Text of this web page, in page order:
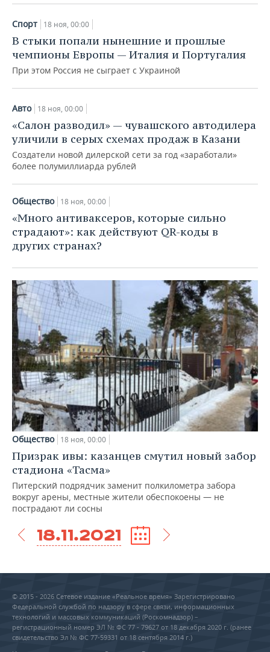
Спорт 18 ноя, 00:00
В стыки попали нынешние и прошлые
чемпионы Европы — Италия и Португалия
При этом Россия не сыграет с Украиной
Авто 18 ноя, 00:00
«Салон разводил» — чувашского автодилера
уличили в серых схемах продаж в Казани
Создатели новой дилерской сети за год «заработали»
более полумиллиарда рублей
Общество 18 ноя, 00:00
«Много антиваксеров, которые сильно
страдают»: как действуют QR-коды в
других странах?
Общество 18 ноя, 00:00
Призрак ивы: казанцев смутил новый забор
стадиона «Тасма»
Питерский подрядчик заменит полкилометра забора
вокруг арены, местные жители обеспокоены — не
пострадают ли сосны
18.11.2021
© 2015 - 2026 Сетевое издание «Реальное время» Зарегистрировано
Федеральной службой по надзору в сфере связи, информационных
технологий и массовых коммуникаций (Роскомнадзор) –
регистрационный номер ЭЛ № ФС 77 - 79627 от 18 декабря 2020 г. (ранее
свидетельство Эл № ФС 77-59331 от 18 сентября 2014 г.)